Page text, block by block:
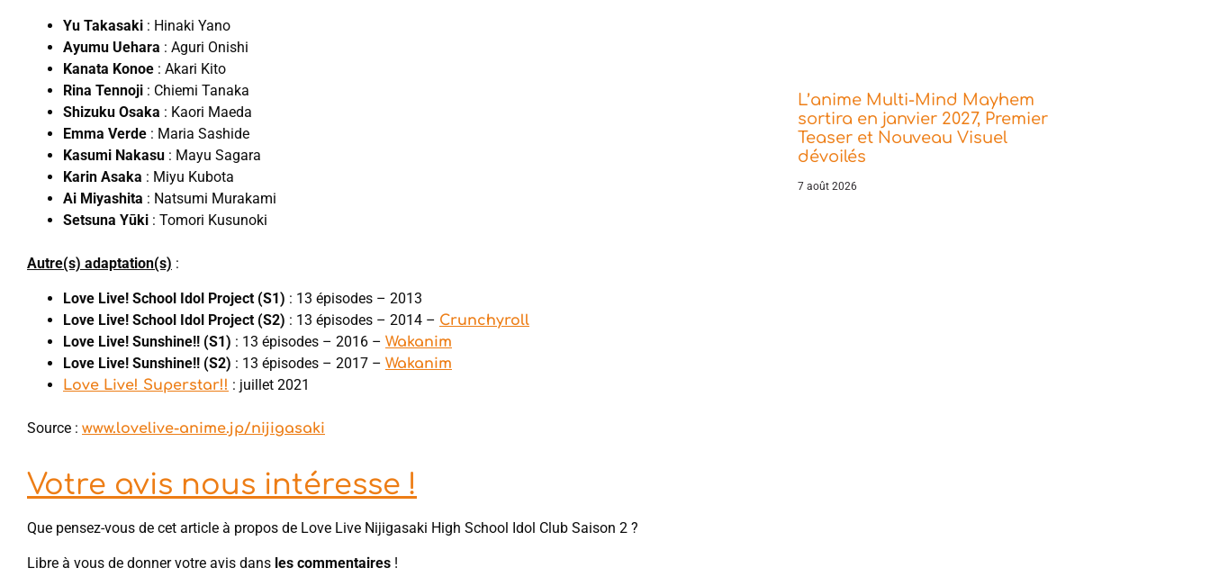
Yu Takasaki : Hinaki Yano
Ayumu Uehara : Aguri Onishi
Kanata Konoe : Akari Kito
Rina Tennoji : Chiemi Tanaka
Shizuku Osaka : Kaori Maeda
Emma Verde : Maria Sashide
Kasumi Nakasu : Mayu Sagara
Karin Asaka : Miyu Kubota
Ai Miyashita : Natsumi Murakami
Setsuna Yūki : Tomori Kusunoki
Autre(s) adaptation(s) :
Love Live! School Idol Project (S1) : 13 épisodes – 2013
Love Live! School Idol Project (S2) : 13 épisodes – 2014 – Crunchyroll
Love Live! Sunshine!! (S1) : 13 épisodes – 2016 – Wakanim
Love Live! Sunshine!! (S2) : 13 épisodes – 2017 – Wakanim
Love Live! Superstar!! : juillet 2021
Source : www.lovelive-anime.jp/nijigasaki
Votre avis nous intéresse !
Que pensez-vous de cet article à propos de Love Live Nijigasaki High School Idol Club Saison 2 ?
Libre à vous de donner votre avis dans les commentaires !
L’anime Multi-Mind Mayhem
sortira en janvier 2027, Premier
Teaser et Nouveau Visuel
dévoilés
7 août 2026